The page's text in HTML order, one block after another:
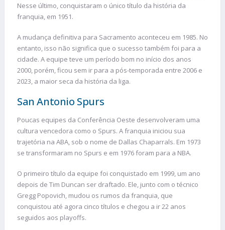
Nesse último, conquistaram o único título da história da
franquia, em 1951.
A mudança definitiva para Sacramento aconteceu em 1985. No
entanto, isso não significa que o sucesso também foi para a
cidade. A equipe teve um período bom no início dos anos
2000, porém, ficou sem ir para a pós-temporada entre 2006 e
2023, a maior seca da história da liga.
San Antonio Spurs
Poucas equipes da Conferência Oeste desenvolveram uma
cultura vencedora como o Spurs. A franquia iniciou sua
trajetória na ABA, sob o nome de Dallas Chaparrals. Em 1973
se transformaram no Spurs e em 1976 foram para a NBA.
O primeiro título da equipe foi conquistado em 1999, um ano
depois de Tim Duncan ser draftado. Ele, junto com o técnico
Gregg Popovich, mudou os rumos da franquia, que
conquistou até agora cinco títulos e chegou a ir 22 anos
seguidos aos playoffs.